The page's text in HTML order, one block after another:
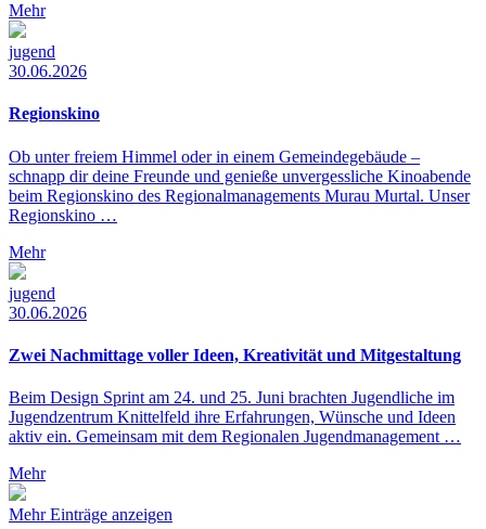
Mehr
jugend
30.06.2026
Regionskino
Ob unter freiem Himmel oder in einem Gemeindegebäude –
schnapp dir deine Freunde und genieße unvergessliche Kinoabende
beim Regionskino des Regionalmanagements Murau Murtal. Unser
Regionskino …
Mehr
jugend
30.06.2026
Zwei Nachmittage voller Ideen, Kreativität und Mitgestaltung
Beim Design Sprint am 24. und 25. Juni brachten Jugendliche im
Jugendzentrum Knittelfeld ihre Erfahrungen, Wünsche und Ideen
aktiv ein. Gemeinsam mit dem Regionalen Jugendmanagement …
Mehr
Mehr Einträge anzeigen